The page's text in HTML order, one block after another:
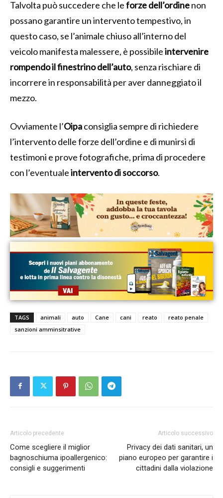
Talvolta può succedere che leforze dell’ordinenon
possano garantire un intervento tempestivo, in
questo caso, se l’animale chiuso all’interno del
veicolo manifesta malessere, è possibileintervenire
rompendo il finestrino dell’auto, senza rischiare di
incorrere in responsabilità per aver danneggiato il
mezzo.
Ovviamente l’Oipaconsiglia sempre di richiedere
l’intervento delle forze dell’ordine e di munirsi di
testimoni e prove fotografiche, prima di procedere
con l’eventualeintervento di soccorso.
TAGS animali auto Cane cani reato
reato penale
sanzioni amminsitrative
Articolo precedente
Come scegliere il miglior
bagnoschiuma ipoallergenico:
consigli e suggerimenti
Articolo successivo
Privacy dei dati sanitari, un
piano europeo per garantire i
cittadini dalla violazione